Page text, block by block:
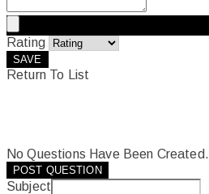
Rating
SAVE
Return To List
No Questions Have Been Created.
POST QUESTION
Subject